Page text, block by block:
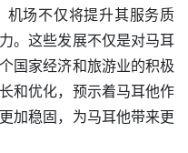
机场不仅将提升其服务质
。这些发展不仅是对马耳
国家经济和旅游业的积极
和优化，预示着马耳他作
加稳固，为马耳他带来更